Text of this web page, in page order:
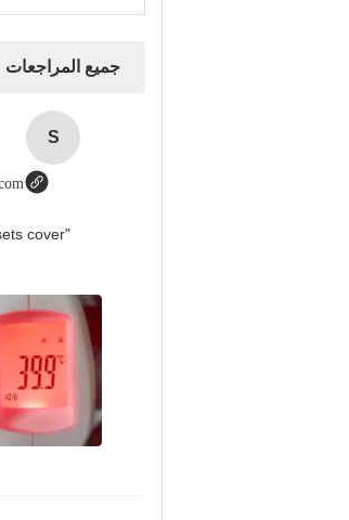
جميع المراجعات
S
cover